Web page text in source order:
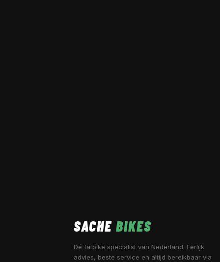
SACHE BIKES
Dé fatbike specialist van Nederland. Eerlijk
advies, beste service en altijd bereikbaar via